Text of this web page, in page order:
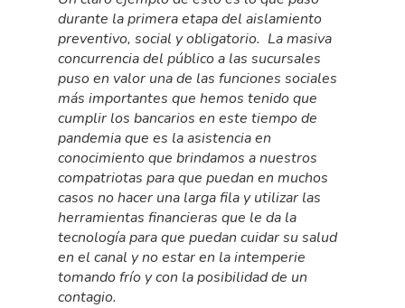
durante la primera etapa del aislamiento
preventivo, social y obligatorio. La masiva
concurrencia del público a las sucursales
puso en valor una de las funciones sociales
más importantes que hemos tenido que
cumplir los bancarios en este tiempo de
pandemia que es la asistencia en
conocimiento que brindamos a nuestros
compatriotas para que puedan en muchos
casos no hacer una larga fila y utilizar las
herramientas financieras que le da la
tecnología para que puedan cuidar su salud
en el canal y no estar en la intemperie
tomando frío y con la posibilidad de un
contagio.